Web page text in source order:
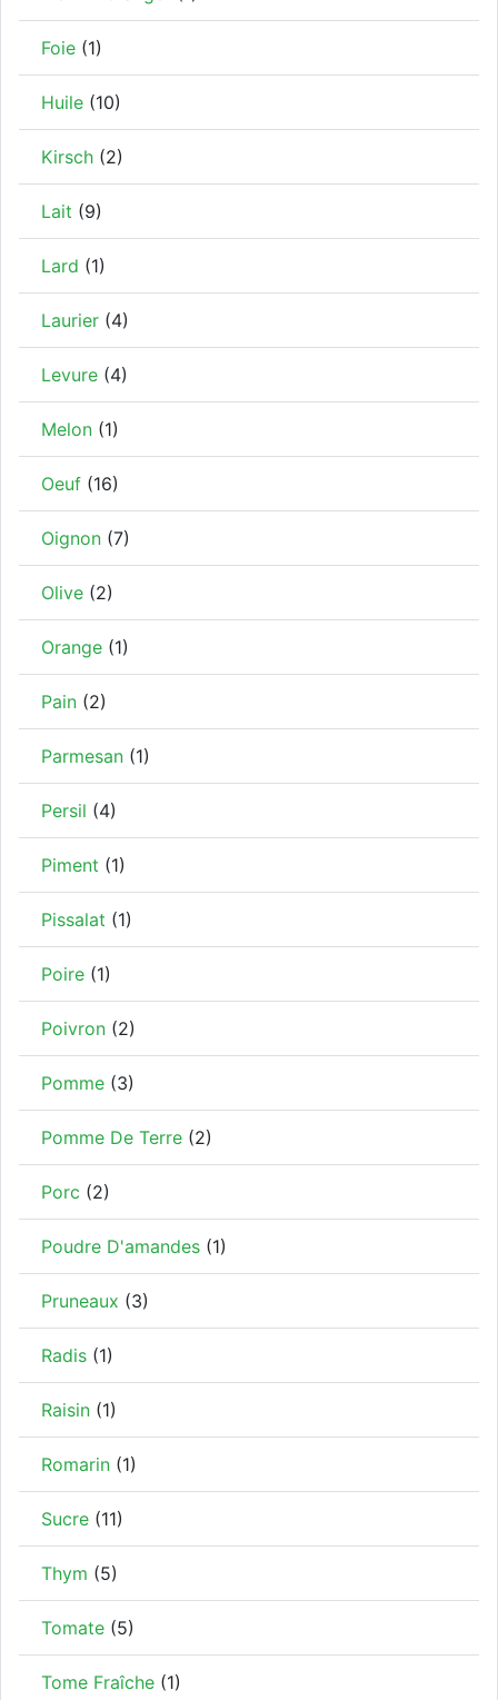
Foie (1)
Huile (10)
Kirsch (2)
Lait (9)
Lard (1)
Laurier (4)
Levure (4)
Melon (1)
Oeuf (16)
Oignon (7)
Olive (2)
Orange (1)
Pain (2)
Parmesan (1)
Persil (4)
Piment (1)
Pissalat (1)
Poire (1)
Poivron (2)
Pomme (3)
Pomme De Terre (2)
Porc (2)
Poudre D'amandes (1)
Pruneaux (3)
Radis (1)
Raisin (1)
Romarin (1)
Sucre (11)
Thym (5)
Tomate (5)
Tome Fraîche (1)